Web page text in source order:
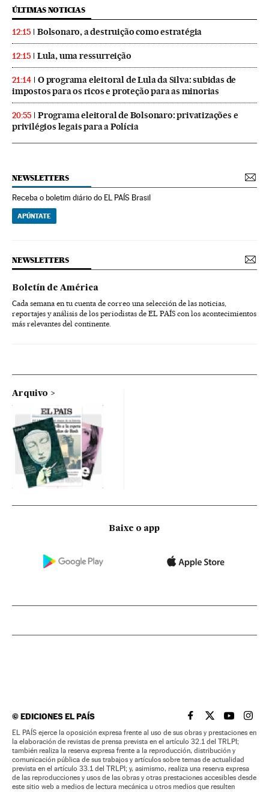
ÚLTIMAS NOTICIAS
12:15 Bolsonaro, a destruição como estratégia
12:15 Lula, uma ressurreição
21:14
O programa eleitoral de Lula da Silva: subidas de
impostos para os ricos e proteção para as minorias
20:55
Programa eleitoral de Bolsonaro: privatizações e
privilégios legais para a Polícia
NEWSLETTERS
Receba o boletim diário do EL PAÍS Brasil
APÚNTATE
NEWSLETTERS
Boletín de América
Cada semana en tu cuenta de correo una selección de las noticias,
reportajes y análisis de los periodistas de EL PAÍS con los acontecimientos
más relevantes del continente.
Arquivo
Baixe o app
©EDICIONES EL PAÍS EL PAÍS BRASIL EN
EL PAÍSEL PAÍS
EL
EL PAÍS ejerce la oposición expresa frente al uso de sus obras y prestaciones en
la elaboración de revistas de prensa prevista en el artículo 32.1 del TRLPI;
también realiza la reserva expresa frente a la reproducción, distribución y
comunicación pública de sus trabajos y artículos sobre temas de actualidad
prevista en el artículo 33.1 del TRLPI; y, asimismo, realiza una reserva expresa
de las reproducciones y usos de las obras y otras prestaciones accesibles desde
este sitio web a medios de lectura mecánica u otros medios que resulten